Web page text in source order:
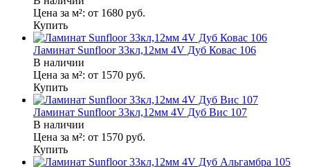
Цена за м²: от 1680 руб.
Купить
Ламинат Sunfloor 33кл,12мм 4V Дуб Ковас 106
В наличии
Цена за м²: от 1570 руб.
Купить
Ламинат Sunfloor 33кл,12мм 4V Дуб Вис 107
В наличии
Цена за м²: от 1570 руб.
Купить